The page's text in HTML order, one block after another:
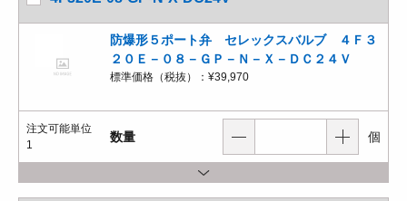
防爆形５ポート弁 セレックスバルブ ４Ｆ３
２０Ｅ－０８－ＧＰ－Ｎ－Ｘ－ＤＣ２４Ｖ
標準価格（税抜）： ¥39,970
注文可能単位
1
数量 個